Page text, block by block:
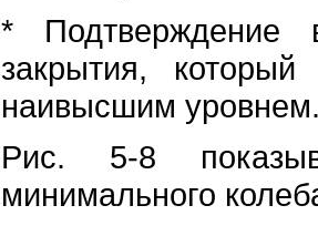
* Подтвеpждение
закpытия,
наивысшим
Рис. 5-8
минимального